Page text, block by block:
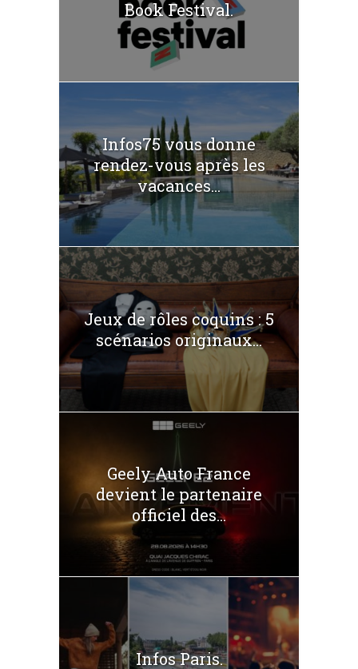
Book Festival.
Infos75 vous donne
rendez-vous après les
vacances...
Jeux de rôles coquins : 5
scénarios originaux...
Geely Auto France
devient le partenaire
officiel des...
Infos Paris.